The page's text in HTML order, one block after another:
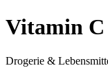
Vitamin C
Drogerie &